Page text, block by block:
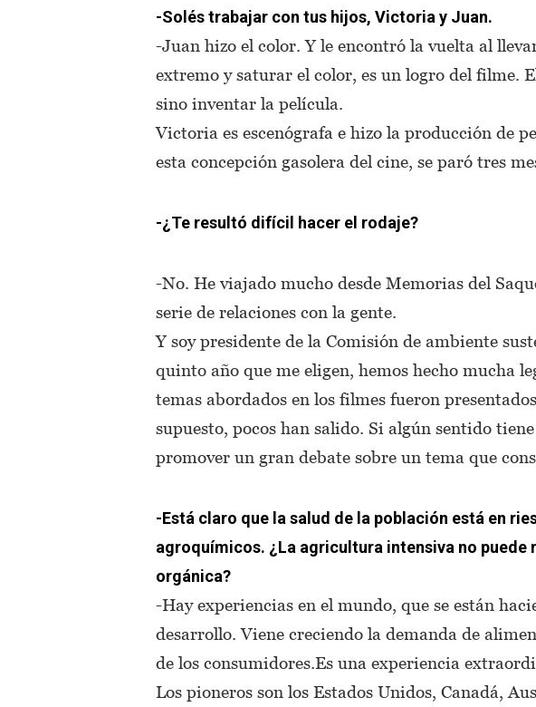
-Solés trabajar con tus hijos, Victoria y Juan.
-Juan hizo el color. Y le encontró la vuelta al
extremo y saturar el color, es un logro del filme.
sino inventar la película.
Victoria es escenógrafa e hizo la producción de
esta concepción gasolera del cine, se paró tres
-¿Te resultó difícil hacer el rodaje?
-No. He viajado mucho desde Memorias del
serie de relaciones con la gente.
Y soy presidente de la Comisión de ambiente
quinto año que me eligen, hemos hecho mucha
temas abordados en los filmes fueron
supuesto, pocos han salido. Si algún sentido
promover un gran debate sobre un tema que
-Está claro que la salud de la población está en
agroquímicos. ¿La agricultura intensiva no puede
orgánica?
-Hay experiencias en el mundo, que se están
desarrollo. Viene creciendo la demanda de
de los consumidores.Es una experiencia
Los pioneros son los Estados Unidos, Canadá,